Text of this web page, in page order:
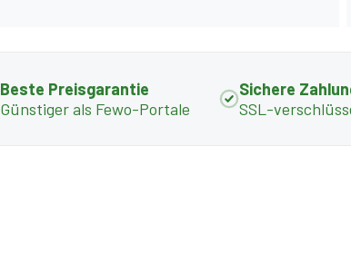
Beste Preisgarantie
Günstiger als Fewo-Portale
Sichere
SSL-